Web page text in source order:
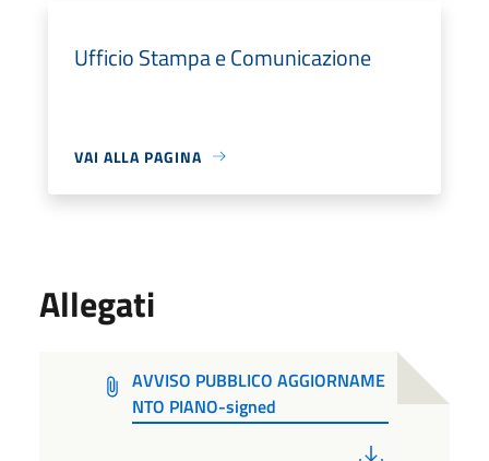
Ufficio Stampa e Comunicazione
VAI ALLA PAGINA
Allegati
AVVISO PUBBLICO AGGIORNAME
NTO PIANO-signed